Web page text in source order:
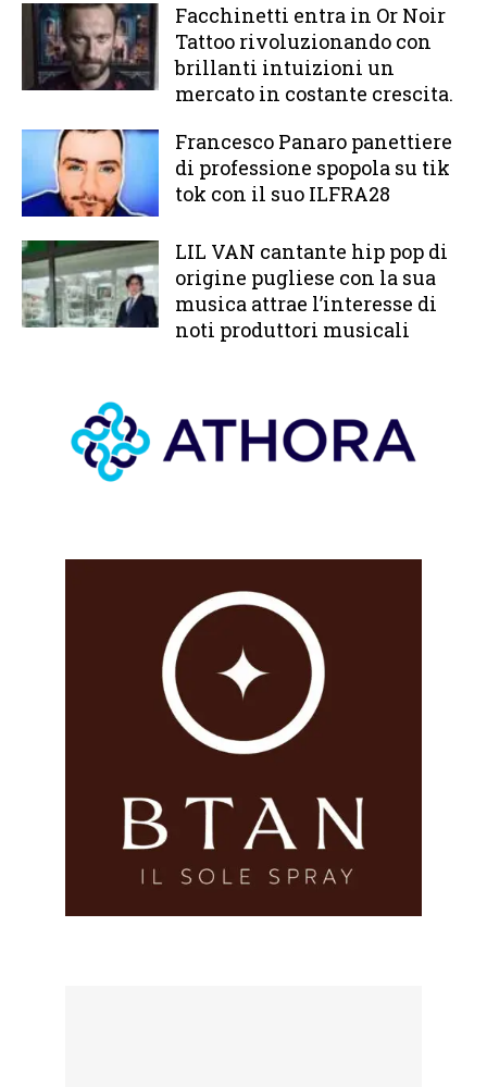
Facchinetti entra in Or Noir
Tattoo rivoluzionando con
brillanti intuizioni un
mercato in costante crescita.
Francesco Panaro panettiere
di professione spopola su tik
tok con il suo ILFRA28
LIL VAN cantante hip pop di
origine pugliese con la sua
musica attrae l’interesse di
noti produttori musicali